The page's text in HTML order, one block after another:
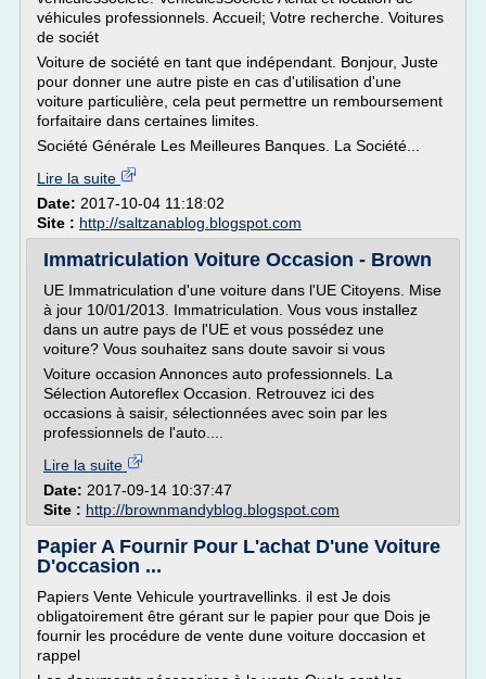
véhicules professionnels. Accueil; Votre recherche. Voitures
de sociét
Voiture de société en tant que indépendant. Bonjour, Juste
pour donner une autre piste en cas d'utilisation d'une
voiture particulière, cela peut permettre un remboursement
forfaitaire dans certaines limites.
Société Générale Les Meilleures Banques. La Société...
Lire la suite
Date: 2017-10-04 11:18:02
Site : http://saltzanablog.blogspot.com
Immatriculation Voiture Occasion - Brown
UE Immatriculation d'une voiture dans l'UE Citoyens. Mise
à jour 10/01/2013. Immatriculation. Vous vous installez
dans un autre pays de l'UE et vous possédez une
voiture? Vous souhaitez sans doute savoir si vous
Voiture occasion Annonces auto professionnels. La
Sélection Autoreflex Occasion. Retrouvez ici des
occasions à saisir, sélectionnées avec soin par les
professionnels de l'auto....
Lire la suite
Date: 2017-09-14 10:37:47
Site : http://brownmandyblog.blogspot.com
Papier A Fournir Pour L'achat D'une Voiture
D'occasion ...
Papiers Vente Vehicule yourtravellinks. il est Je dois
obligatoirement être gérant sur le papier pour que Dois je
fournir les procédure de vente dune voiture doccasion et
rappel